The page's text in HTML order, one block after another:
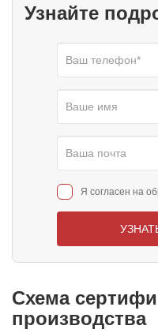
Узнайте
Я согласен на
Схема
производства